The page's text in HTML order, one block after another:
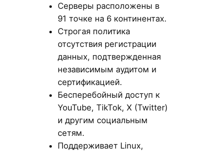
Серверы расположены в
91 точке на 6 континентах.
Строгая политика
отсутствия регистрации
данных, подтвержденная
независимым аудитом и
сертификацией.
Бесперебойный доступ к
YouTube, TikTok, X (Twitter)
и другим социальным
сетям.
Поддерживает Linux,